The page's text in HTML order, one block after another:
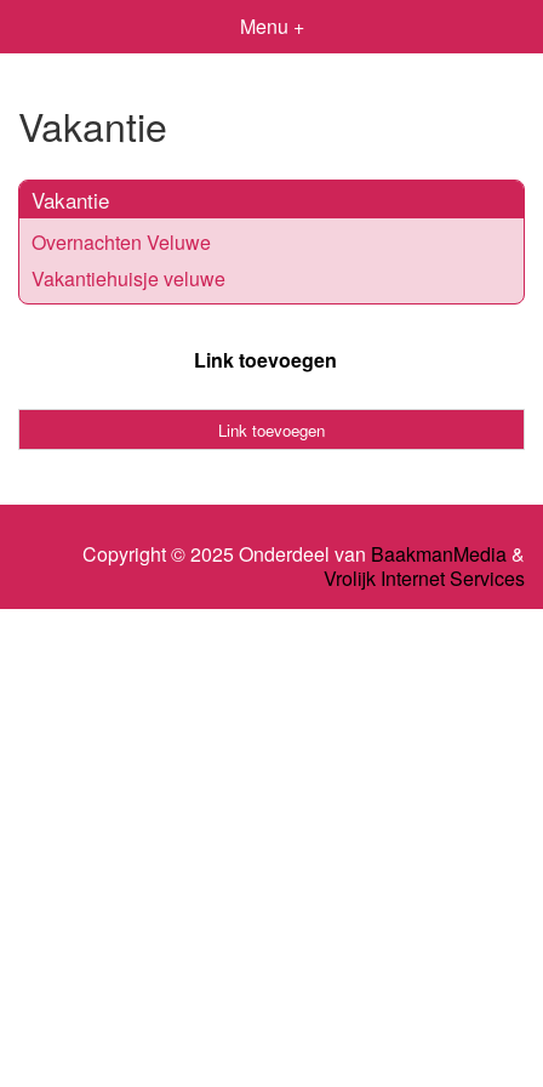
Menu +
Vakantie
Vakantie
Overnachten Veluwe
Vakantiehuisje veluwe
Link toevoegen
Link toevoegen
Copyright © 2025 Onderdeel van BaakmanMedia&
Vrolijk Internet Services